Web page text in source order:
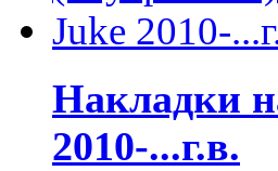
Накладки
2010-...г.в.